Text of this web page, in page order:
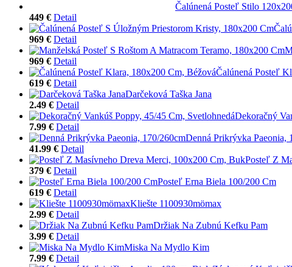
Čalúnená Posteľ Stilo
449 € Detail
969 € Detail
969 € Detail
Čalúnená Posteľ
619 € Detail
Darčeková Taška Jana
2.49 € Detail
Dekoračný
7.99 € Detail
Denná Prikrývka Paeonia,
41.99 € Detail
Posteľ Z
379 € Detail
Posteľ Erna Biela 100/200 Cm
619 € Detail
Kliešte 1100930mömax
2.99 € Detail
Držiak Na Zubnú Kefku Pam
3.99 € Detail
Miska Na Mydlo Kim
7.99 € Detail